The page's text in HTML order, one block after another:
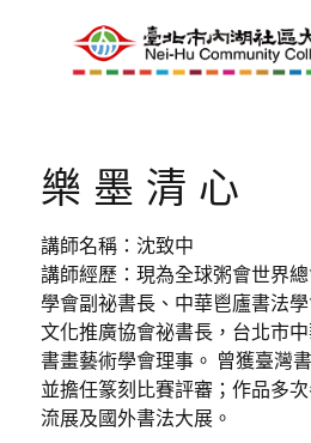
樂墨清心
講師名稱：沈致中
講師經歷：現為全球粥會世界
學會副祕書長、中華鬯廬書法
文化推廣協會祕書長，台北市
書畫藝術學會理事。 曾獲臺灣
並擔任篆刻比賽評審；作品多
流展及國外書法大展。